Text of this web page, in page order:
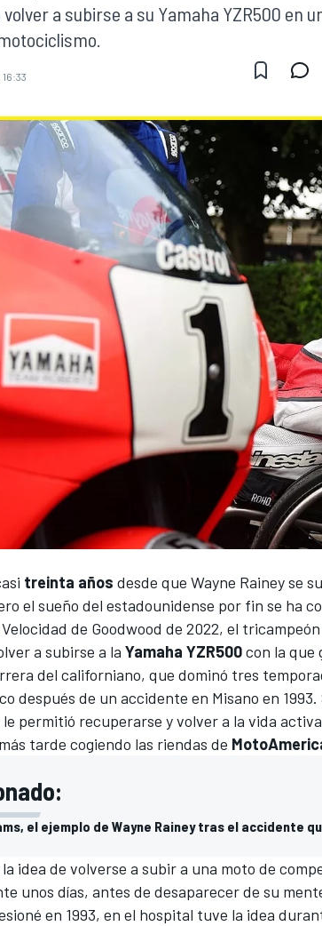
volver a subirse a su Yamaha YZR500 en
treinta años desde que Wayne Raineyse
el sueño del estadounidense por fin se ha
de Goodwood de 2022, el
a subirse a la Yamaha YZR500con la que
del californiano, que dominó tres
después de un accidente en Misano en 1993.
le permitió recuperarse y volver a la vida
tarde cogiendo las riendas de
el ejemplo de Wayne Rainey tras el accidente
idea de volverse a subir a una moto de
unos días, antes de desaparecer de su
en 1993, en el hospital tuve la idea